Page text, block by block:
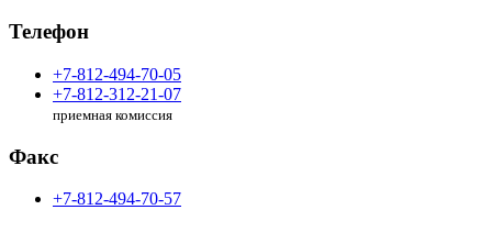
Телефон
+7-812-494-70-05
+7-812-312-21-07
приемная комиссия
Факс
+7-812-494-70-57